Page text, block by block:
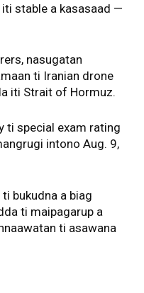
stable a kasasaad —
nasugatan
ti Iranian drone
iti Strait of Hormuz.
ti special exam rating
intono Aug. 9,
bukudna a biag
ti maipagarup a
ti asawana